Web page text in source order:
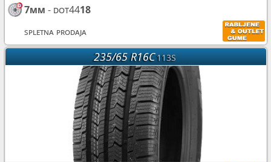
7mm - dot4418
spletna prodaja
235/65 R16C113S